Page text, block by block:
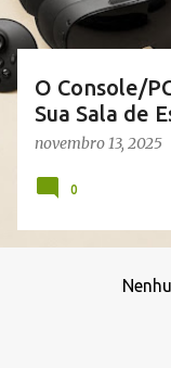
e
n
s
O Console/
Sua Sala de
novembro 13, 2025
0